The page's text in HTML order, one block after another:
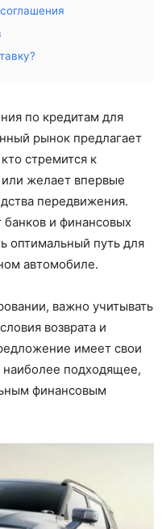
по кредитам для
рынок предлагает
стремится к
желает впервые
передвижения.
и финансовых
оптимальный путь для
автомобиле.
важно учитывать
возврата и
имеет свои
подходящее,
финансовым